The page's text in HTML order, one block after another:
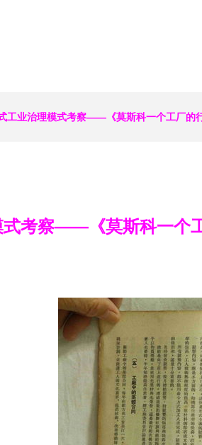
工业治理模式考察——《莫斯科一个工厂的
考察——《莫斯科一个